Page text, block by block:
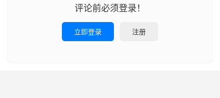
评论前必须登录！
立即登录 注册